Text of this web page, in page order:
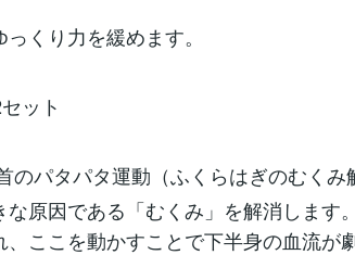
くり力を緩めます。
ット
パタパタ運動（ふくらはぎのむくみ
な原因である「むくみ」を解消します
、ここを動かすことで下半身の血流が